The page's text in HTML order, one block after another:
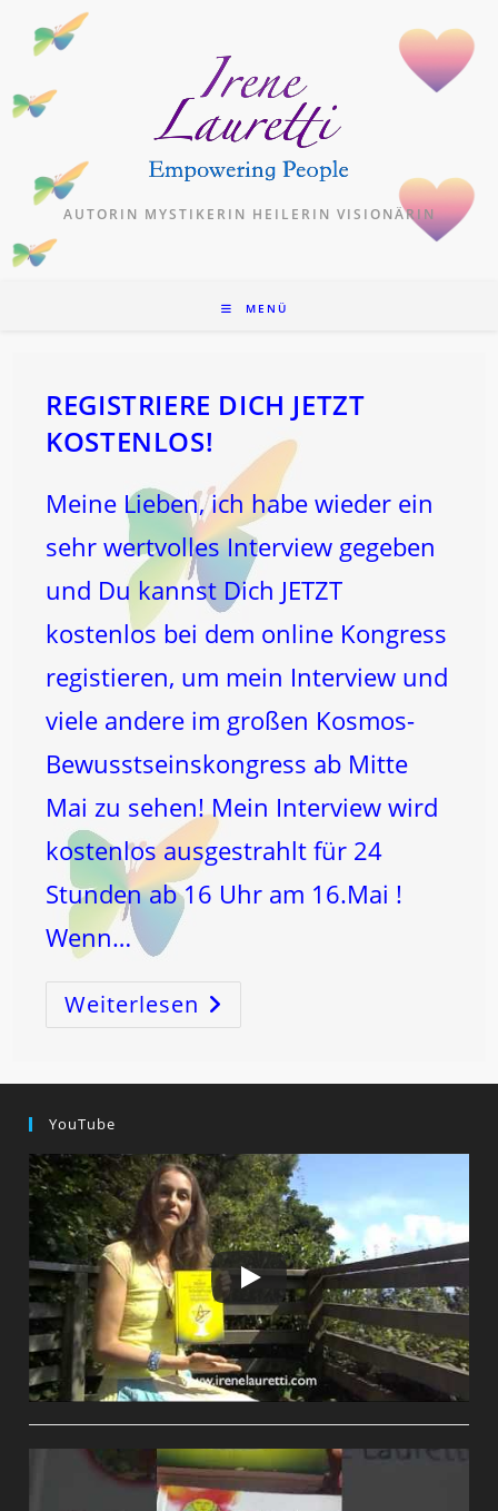
Inhalt
AUTORIN MYSTIKERIN HEILERIN VISIONÄRIN
MENÜ
REGISTRIERE DICH JETZT
KOSTENLOS!
Meine Lieben, ich habe wieder ein
sehr wertvolles Interview gegeben
und Du kannst Dich JETZT
kostenlos bei dem online Kongress
registieren, um mein Interview und
viele andere im großen Kosmos-
Bewusstseinskongress ab Mitte
Mai zu sehen! Mein Interview wird
kostenlos ausgestrahlt für 24
Stunden ab 16 Uhr am 16.Mai !
Wenn…
Weiterlesen REGISTRIERE
DICH
JETZT
YouTube